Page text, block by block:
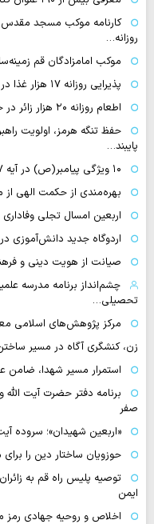
روزانه…
موکب امامزادگان قم
پذیرایی روزانه ۱۷ هزار غذا در موکب امامزادگان قم
اطعام روزانه ۲۰ هزار زائر در حرم بانوی کرامت تا پایان ماه صفر
حفظ تنگه هرمز، اولویت
پایبند…
۱۰ ویژگی پیامبر(ص) در آیه ۱۵۷ سوره اعراف
بهره‌مندی از حکمت الهی از
اربعین امسال تجلی
اردوگاه جدید دانش‌آموزی
صیانت از هویت دینی و
چشم‌انداز برنامه مدرسه
تحصیلی…
مرکز پژوهش‌های اسلامی
زن، کنشگری آگاه در مسیر
استمرار مسیر شهدا، ضامن
برنامه دفتر حضرت آیت الله
صفر
«اربعین شهیدان»؛ سروده
حوزویان ساختار دین را
توصیه پلیس راه قم به
ایمن
اخلاص و روحیه جهادی